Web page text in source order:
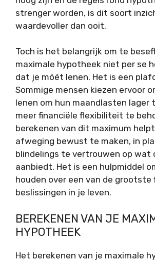
strenger worden, is dit soort
waardevoller dan ooit.
Toch is het belangrijk om te
maximale hypotheek niet per se
dat je móét lenen. Het is een
Sommige mensen kiezen ervoor
lenen om hun maandlasten lager
meer financiële flexibiliteit te
berekenen van dit maximum
afweging bewust te maken, in
blindelings te vertrouwen op wat
aanbiedt. Het is een hulpmiddel
houden over een van de grootste
beslissingen in je leven.
BEREKENEN VAN JE
HYPOTHEEK
Het berekenen van je maximale